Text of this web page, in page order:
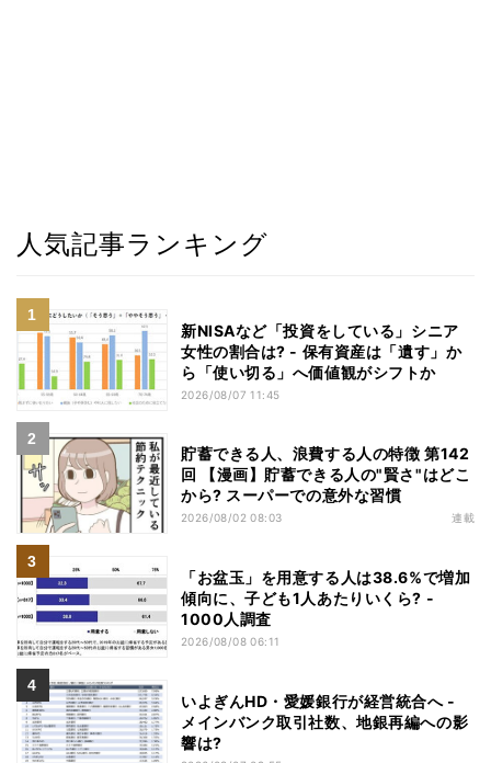
人気記事ランキング
新NISAなど「投資をしている」シニア
女性の割合は? - 保有資産は「遺す」か
ら「使い切る」へ価値観がシフトか
2026/08/07 11:45
貯蓄できる人、浪費する人の特徴 第142
回 【漫画】貯蓄できる人の"賢さ"はどこ
から? スーパーでの意外な習慣
2026/08/02 08:03 連載
「お盆玉」を用意する人は38.6%で増加
傾向に、子ども1人あたりいくら? -
1000人調査
2026/08/08 06:11
いよぎんHD・愛媛銀行が経営統合へ -
メインバンク取引社数、地銀再編への影
響は?